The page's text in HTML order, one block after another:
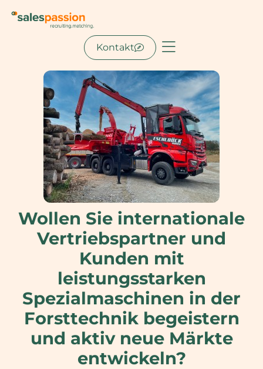
Kontakt
Wollen Sie internationale
Vertriebspartner und
Kunden mit
leistungsstarken
Spezialmaschinen in der
Forsttechnik begeistern
und aktiv neue Märkte
entwickeln?